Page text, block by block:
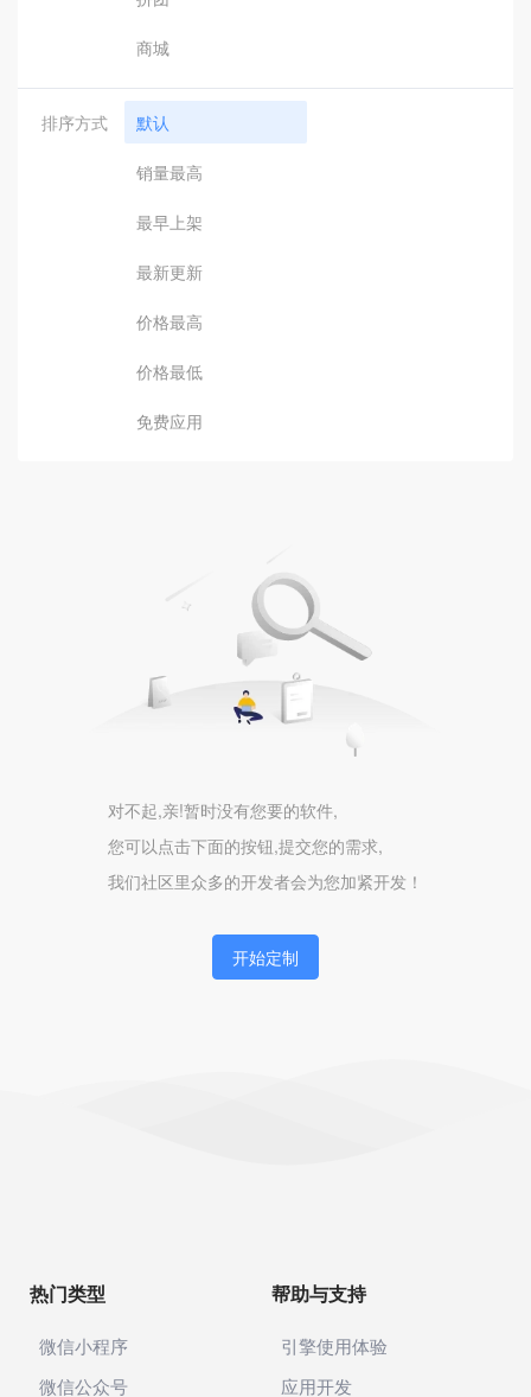
商城
排序方式 默认
销量最高
最早上架
最新更新
价格最高
价格最低
免费应用
对不起,亲!暂时没有您要的软件,
您可以点击下面的按钮,提交您的需求,
我们社区里众多的开发者会为您加紧开发！
开始定制
热门类型
微信小程序
微信公众号
帮助与支持
引擎使用体验
应用开发